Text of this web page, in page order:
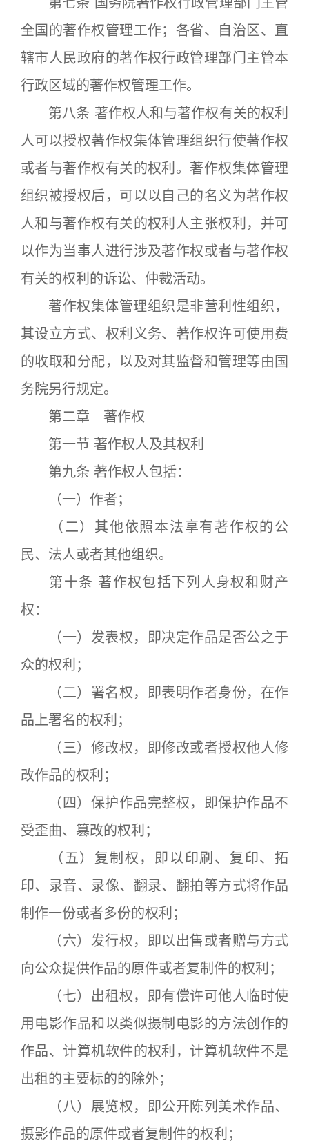
全国的著作权管理工作；各省、自治区、直
辖市人民政府的著作权行政管理部门主管本
行政区域的著作权管理工作。
第八条 著作权人和与著作权有关的权利
人可以授权著作权集体管理组织行使著作权
或者与著作权有关的权利。著作权集体管理
组织被授权后，可以以自己的名义为著作权
人和与著作权有关的权利人主张权利，并可
以作为当事人进行涉及著作权或者与著作权
有关的权利的诉讼、仲裁活动。
著作权集体管理组织是非营利性组织，
其设立方式、权利义务、著作权许可使用费
的收取和分配，以及对其监督和管理等由国
务院另行规定。
第二章 著作权
第一节 著作权人及其权利
第九条 著作权人包括：
（一）作者；
（二）其他依照本法享有著作权的公
民、法人或者其他组织。
第十条 著作权包括下列人身权和财产
权：
（一）发表权，即决定作品是否公之于
众的权利；
（二）署名权，即表明作者身份，在作
品上署名的权利；
（三）修改权，即修改或者授权他人修
改作品的权利；
（四）保护作品完整权，即保护作品不
受歪曲、篡改的权利；
（五）复制权，即以印刷、复印、拓
印、录音、录像、翻录、翻拍等方式将作品
制作一份或者多份的权利；
（六）发行权，即以出售或者赠与方式
向公众提供作品的原件或者复制件的权利；
（七）出租权，即有偿许可他人临时使
用电影作品和以类似摄制电影的方法创作的
作品、计算机软件的权利，计算机软件不是
出租的主要标的的除外；
（八）展览权，即公开陈列美术作品、
摄影作品的原件或者复制件的权利；